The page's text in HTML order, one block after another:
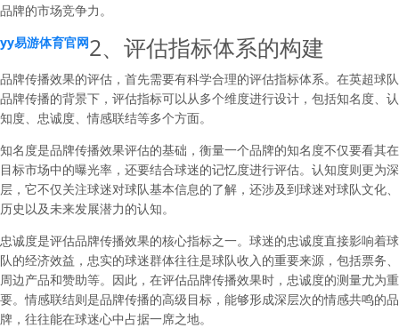
品牌的市场竞争力。
yy易游体育官网2、评估指标体系的构建
品牌传播效果的评估，首先需要有科学合理的评估指标体系。在英超球队
品牌传播的背景下，评估指标可以从多个维度进行设计，包括知名度、认
知度、忠诚度、情感联结等多个方面。
知名度是品牌传播效果评估的基础，衡量一个品牌的知名度不仅要看其在
目标市场中的曝光率，还要结合球迷的记忆度进行评估。认知度则更为深
层，它不仅关注球迷对球队基本信息的了解，还涉及到球迷对球队文化、
历史以及未来发展潜力的认知。
忠诚度是评估品牌传播效果的核心指标之一。球迷的忠诚度直接影响着球
队的经济效益，忠实的球迷群体往往是球队收入的重要来源，包括票务、
周边产品和赞助等。因此，在评估品牌传播效果时，忠诚度的测量尤为重
要。情感联结则是品牌传播的高级目标，能够形成深层次的情感共鸣的品
牌，往往能在球迷心中占据一席之地。